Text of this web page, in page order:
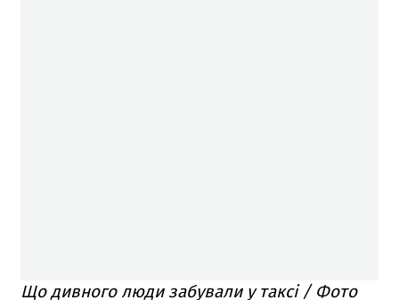
Що дивного люди забували у таксі / Фото